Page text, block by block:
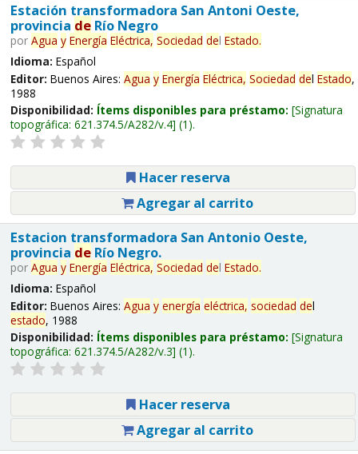
Estación transformadora San Antoni Oeste,
provincia deRío Negro
por Agua y Energía Eléctrica, Sociedad del Estado.
Idioma: Español
Editor: Buenos Aires: Agua y Energía Eléctrica, Sociedad del Estado,
1988
Disponibilidad: Ítems disponibles para préstamo: Signatura
topográfica: 621.374.5/A282/v.4 (1).
Hacer reserva
Agregar al carrito
Estacion transformadora San Antonio Oeste,
provincia deRío Negro.
por Agua y Energía Eléctrica, Sociedad del Estado.
Idioma: Español
Editor: Buenos Aires: Agua y energía eléctrica, sociedad del
estado, 1988
Disponibilidad: Ítems disponibles para préstamo: Signatura
topográfica: 621.374.5/A282/v.3 (1).
Hacer reserva
Agregar al carrito